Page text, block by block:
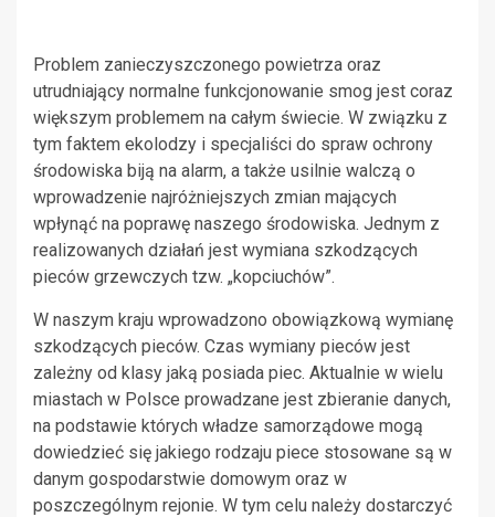
Problem zanieczyszczonego powietrza oraz
utrudniający normalne funkcjonowanie smog jest coraz
większym problemem na całym świecie. W związku z
tym faktem ekolodzy i specjaliści do spraw ochrony
środowiska biją na alarm, a także usilnie walczą o
wprowadzenie najróżniejszych zmian mających
wpłynąć na poprawę naszego środowiska. Jednym z
realizowanych działań jest wymiana szkodzących
pieców grzewczych tzw. „kopciuchów”.
W naszym kraju wprowadzono obowiązkową wymianę
szkodzących pieców. Czas wymiany pieców jest
zależny od klasy jaką posiada piec. Aktualnie w wielu
miastach w Polsce prowadzane jest zbieranie danych,
na podstawie których władze samorządowe mogą
dowiedzieć się jakiego rodzaju piece stosowane są w
danym gospodarstwie domowym oraz w
poszczególnym rejonie. W tym celu należy dostarczyć